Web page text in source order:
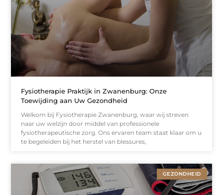
Fysiotherapie Praktijk in Zwanenburg: Onze
Toewijding aan Uw Gezondheid
Welkom bij Fysiotherapie Zwanenburg, waar wij streven
naar uw welzijn door middel van professionele
fysiotherapeutische zorg. Ons ervaren team staat klaar om u
te begeleiden bij het herstel van blessures,
GEZONDHEID